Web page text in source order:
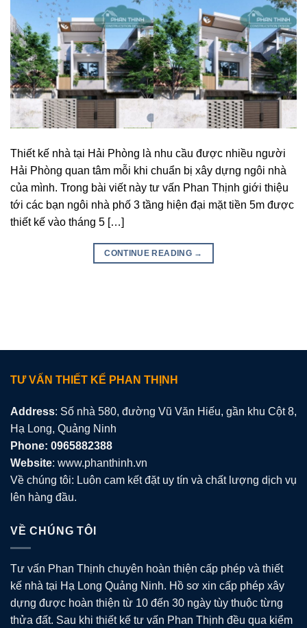
Thiết kế nhà tại Hải Phòng là nhu cầu được nhiều người
Hải Phòng quan tâm mỗi khi chuẩn bị xây dựng ngôi nhà
của mình. Trong bài viết này tư vấn Phan Thịnh giới thiệu
tới các bạn ngôi nhà phố 3 tầng hiện đại mặt tiền 5m được
thiết kế vào tháng 5 […]
CONTINUE READING →
TƯ VẤN THIẾT KẾ PHAN THỊNH
Address: Số nhà 580, đường Vũ Văn Hiếu, gần khu Cột 8,
Hạ Long, Quảng Ninh
Phone: 0965882388
Website: www.phanthinh.vn
Về chúng tôi: Luôn cam kết đặt uy tín và chất lượng dịch vụ
lên hàng đầu.
VỀ CHÚNG TÔI
Tư vấn Phan Thịnh chuyên hoàn thiện cấp phép và thiết
kế nhà tại Hạ Long Quảng Ninh. Hồ sơ xin cấp phép xây
dựng được hoàn thiện từ 10 đến 30 ngày tùy thuộc từng
thửa đất. Sau khi thiết kế tư vấn Phan Thịnh đều qua kiểm